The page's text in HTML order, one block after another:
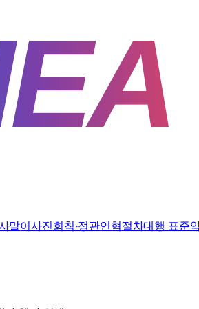
말이사진회칙·정관연혁절차대행 표준